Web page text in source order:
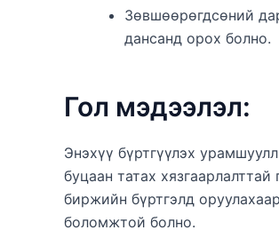
Зөвшөөрөгдсөний
дансанд орох болно.
Гол мэдээлэл:
Энэхүү бүртгүүлэх
буцаан татах
биржийн бүртгэлд
боломжтой болно.